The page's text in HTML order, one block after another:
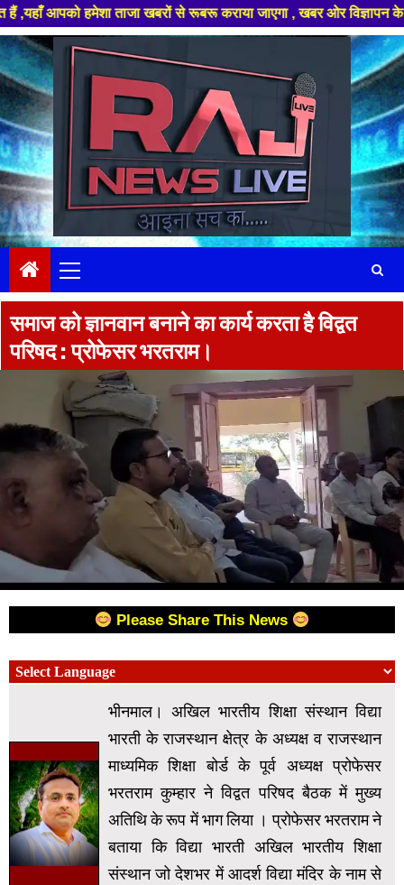
ताजा खबरों से रूबरू कराया जाएगा , खबर ओर विज्ञापन के लिए
Skip
to
content
Menu
समाज को ज्ञानवान बनाने का कार्य करता है विद्वत
परिषद : प्रोफेसर भरतराम।
Please Share This News
भीनमाल। अखिल भारतीय शिक्षा संस्थान विद्या
भारती के राजस्थान क्षेत्र के अध्यक्ष व राजस्थान
माध्यमिक शिक्षा बोर्ड के पूर्व अध्यक्ष प्रोफेसर
भरतराम कुम्हार ने विद्वत परिषद बैठक में मुख्य
अतिथि के रूप में भाग लिया । प्रोफेसर भरतराम ने
बताया कि विद्या भारती अखिल भारतीय शिक्षा
संस्थान जो देशभर में आदर्श विद्या मंदिर के नाम से